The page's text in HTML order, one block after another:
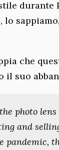
durante
che
il suo
photo
and
pandemic,